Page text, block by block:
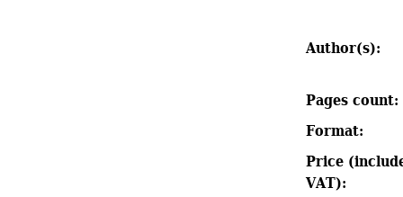
Author(s):
Pages count:
Format:
Price
VAT):